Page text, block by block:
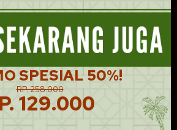
SPESIAL 50%!
RP. 258.000
129.000